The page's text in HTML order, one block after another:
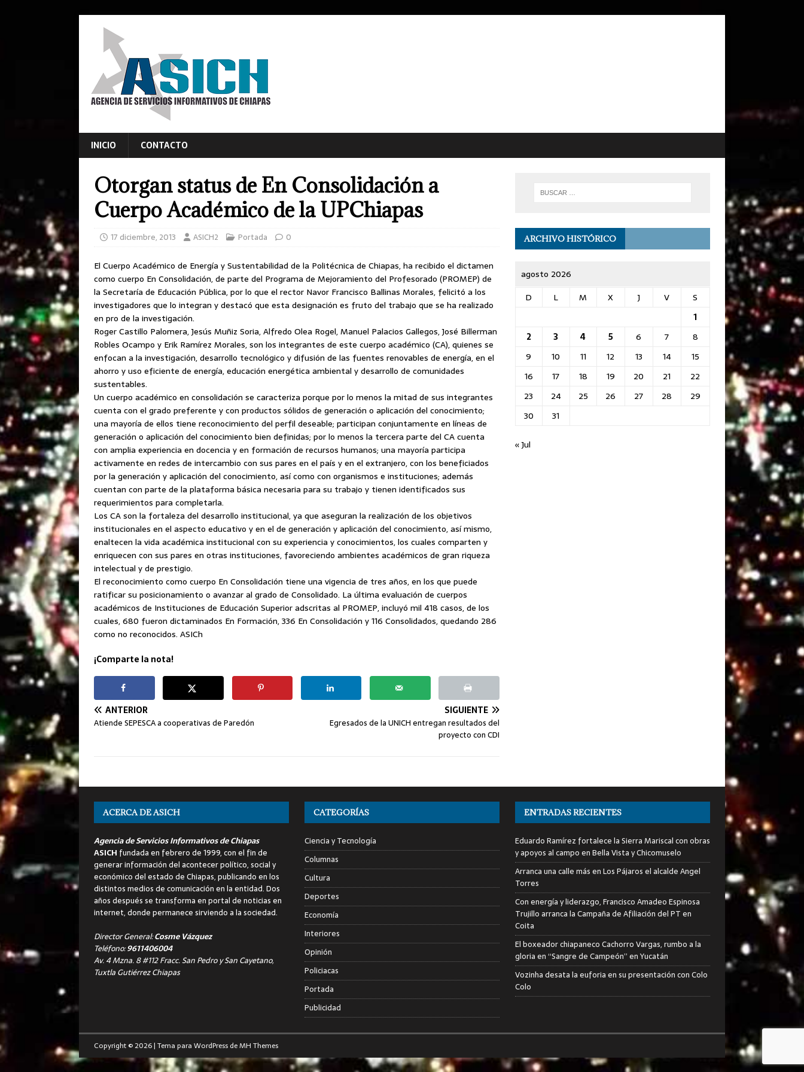
INICIO CONTACTO
Otorgan status de En Consolidación a
Cuerpo Académico de la UPChiapas
17 diciembre, 2013 ASICH2 Portada 0
El Cuerpo Académico de Energía y Sustentabilidad de la Politécnica de Chiapas, ha recibido el dictamen
como cuerpo En Consolidación, de parte del Programa de Mejoramiento del Profesorado (PROMEP) de
la Secretaría de Educación Pública, por lo que el rector Navor Francisco Ballinas Morales, felicitó a los
investigadores que lo integran y destacó que esta designación es fruto del trabajo que se ha realizado
en pro de la investigación.
Roger Castillo Palomera, Jesús Muñiz Soria, Alfredo Olea Rogel, Manuel Palacios Gallegos, José Billerman
Robles Ocampo y Erik Ramírez Morales, son los integrantes de este cuerpo académico (CA), quienes se
enfocan a la investigación, desarrollo tecnológico y difusión de las fuentes renovables de energía, en el
ahorro y uso eficiente de energía, educación energética ambiental y desarrollo de comunidades
sustentables.
Un cuerpo académico en consolidación se caracteriza porque por lo menos la mitad de sus integrantes
cuenta con el grado preferente y con productos sólidos de generación o aplicación del conocimiento;
una mayoría de ellos tiene reconocimiento del perfil deseable; participan conjuntamente en líneas de
generación o aplicación del conocimiento bien definidas; por lo menos la tercera parte del CA cuenta
con amplia experiencia en docencia y en formación de recursos humanos; una mayoría participa
activamente en redes de intercambio con sus pares en el país y en el extranjero, con los beneficiados
por la generación y aplicación del conocimiento, así como con organismos e instituciones; además
cuentan con parte de la plataforma básica necesaria para su trabajo y tienen identificados sus
requerimientos para completarla.
Los CA son la fortaleza del desarrollo institucional, ya que aseguran la realización de los objetivos
institucionales en el aspecto educativo y en el de generación y aplicación del conocimiento, así mismo,
enaltecen la vida académica institucional con su experiencia y conocimientos, los cuales comparten y
enriquecen con sus pares en otras instituciones, favoreciendo ambientes académicos de gran riqueza
intelectual y de prestigio.
El reconocimiento como cuerpo En Consolidación tiene una vigencia de tres años, en los que puede
ratificar su posicionamiento o avanzar al grado de Consolidado. La última evaluación de cuerpos
académicos de Instituciones de Educación Superior adscritas al PROMEP, incluyó mil 418 casos, de los
cuales, 680 fueron dictaminados En Formación, 336 En Consolidación y 116 Consolidados, quedando 286
como no reconocidos. ASICh
¡Comparte la nota!
ANTERIOR
Atiende SEPESCA a cooperativas de Paredón
SIGUIENTE
Egresados de la UNICH entregan resultados del
proyecto con CDI
ARCHIVO HISTÓRICO
agosto 2026
D
L M X J V
S
1
2
3 4 5 6 7
8
9
10 11 12 13 14
15
16
17 18 19 20 21
22
23
24 25 26 27 28
29
30
31
« Jul
ACERCA DE ASICH
Agencia de Servicios Informativos de Chiapas
ASICH fundada en febrero de 1999, con el fin de
generar información del acontecer político, social y
económico del estado de Chiapas, publicando en los
distintos medios de comunicación en la entidad. Dos
años después se transforma en portal de noticias en
internet, donde permanece sirviendo a la sociedad.
Director General:Cosme Vázquez
Teléfono:9611406004
Av. 4 Mzna. 8 #112 Fracc. San Pedro y San Cayetano,
Tuxtla Gutiérrez Chiapas
CATEGORÍAS
Ciencia y Tecnología
Columnas
Cultura
Deportes
Economía
Interiores
Opinión
Policiacas
Portada
Publicidad
ENTRADAS RECIENTES
Eduardo Ramírez fortalece la Sierra Mariscal con obras
y apoyos al campo en Bella Vista y Chicomuselo
Arranca una calle más en Los Pájaros el alcalde Angel
Torres
Con energía y liderazgo, Francisco Amadeo Espinosa
Trujillo arranca la Campaña de Afiliación del PT en
Coita
El boxeador chiapaneco Cachorro Vargas, rumbo a la
gloria en “Sangre de Campeón” en Yucatán
Vozinha desata la euforia en su presentación con Colo
Colo
Copyright © 2026 | Tema para WordPress deMH Themes